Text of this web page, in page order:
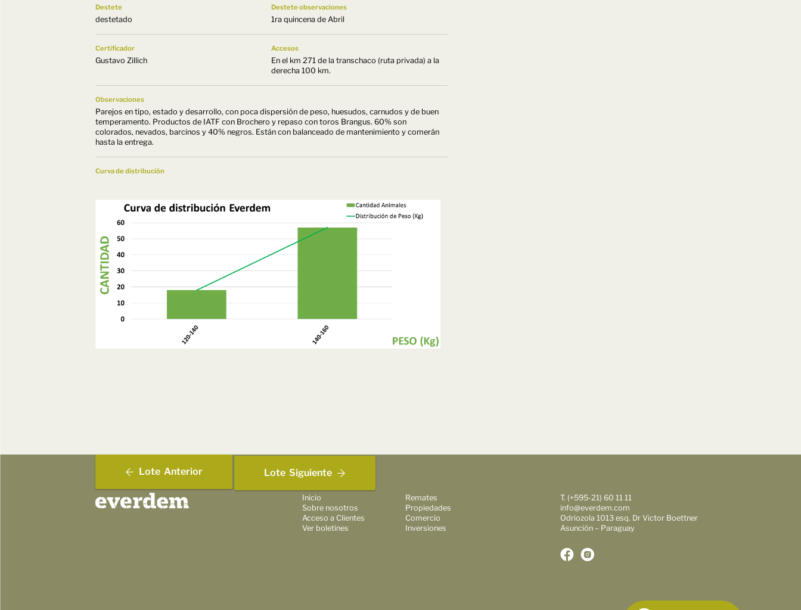
Destete
destetado
Destete observaciones
1ra quincena de Abril
Certificador
Gustavo Zillich
Accesos
En el km 271 de la transchaco (ruta privada) a la
derecha 100 km.
Observaciones
Parejos en tipo, estado y desarrollo, con poca dispersión de peso, huesudos, carnudos y de buen
temperamento. Productos de IATF con Brochero y repaso con toros Brangus. 60% son
colorados, nevados, barcinos y 40% negros. Están con balanceado de mantenimiento y comerán
hasta la entrega.
Curva de distribución
Lote Anterior Lote Siguiente
Inicio
Sobre nosotros
Acceso a Clientes
Ver boletines
Remates
Propiedades
Comercio
Inversiones
T. (+595-21) 60 11 11
info@everdem.com
Odriozola 1013 esq. Dr Victor Boettner
Asunción – Paraguay